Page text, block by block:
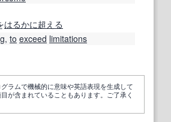
はるかに超える
, to exceed limitations
ラムで機械的に意味や英語表現を生成して
が含まれていることもあります。ご了承く